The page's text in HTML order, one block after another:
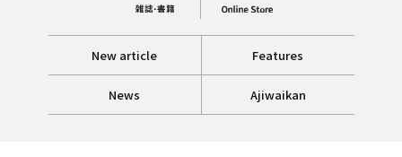
New article Features
News Ajiwaikan